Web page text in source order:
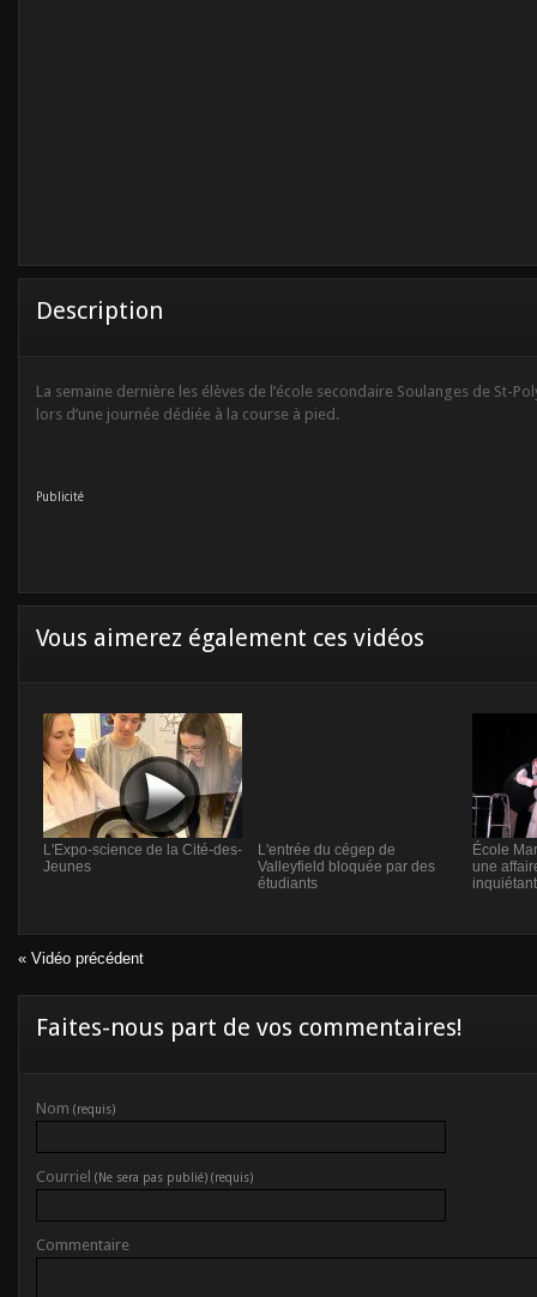
Description
La semaine dernière les élèves de l’école secondaire Soulanges de St-
lors d’une journée dédiée à la course à pied.
Publicité
Vous aimerez également ces vidéos
L'Expo-science de la Cité-des-
Jeunes
L'entrée du cégep de
Valleyfield bloquée par des
étudiants
École
une
« Vidéo précédent
Faites-nous part de vos commentaires!
Nom (requis)
Courriel (Ne sera pas publié) (requis)
Commentaire